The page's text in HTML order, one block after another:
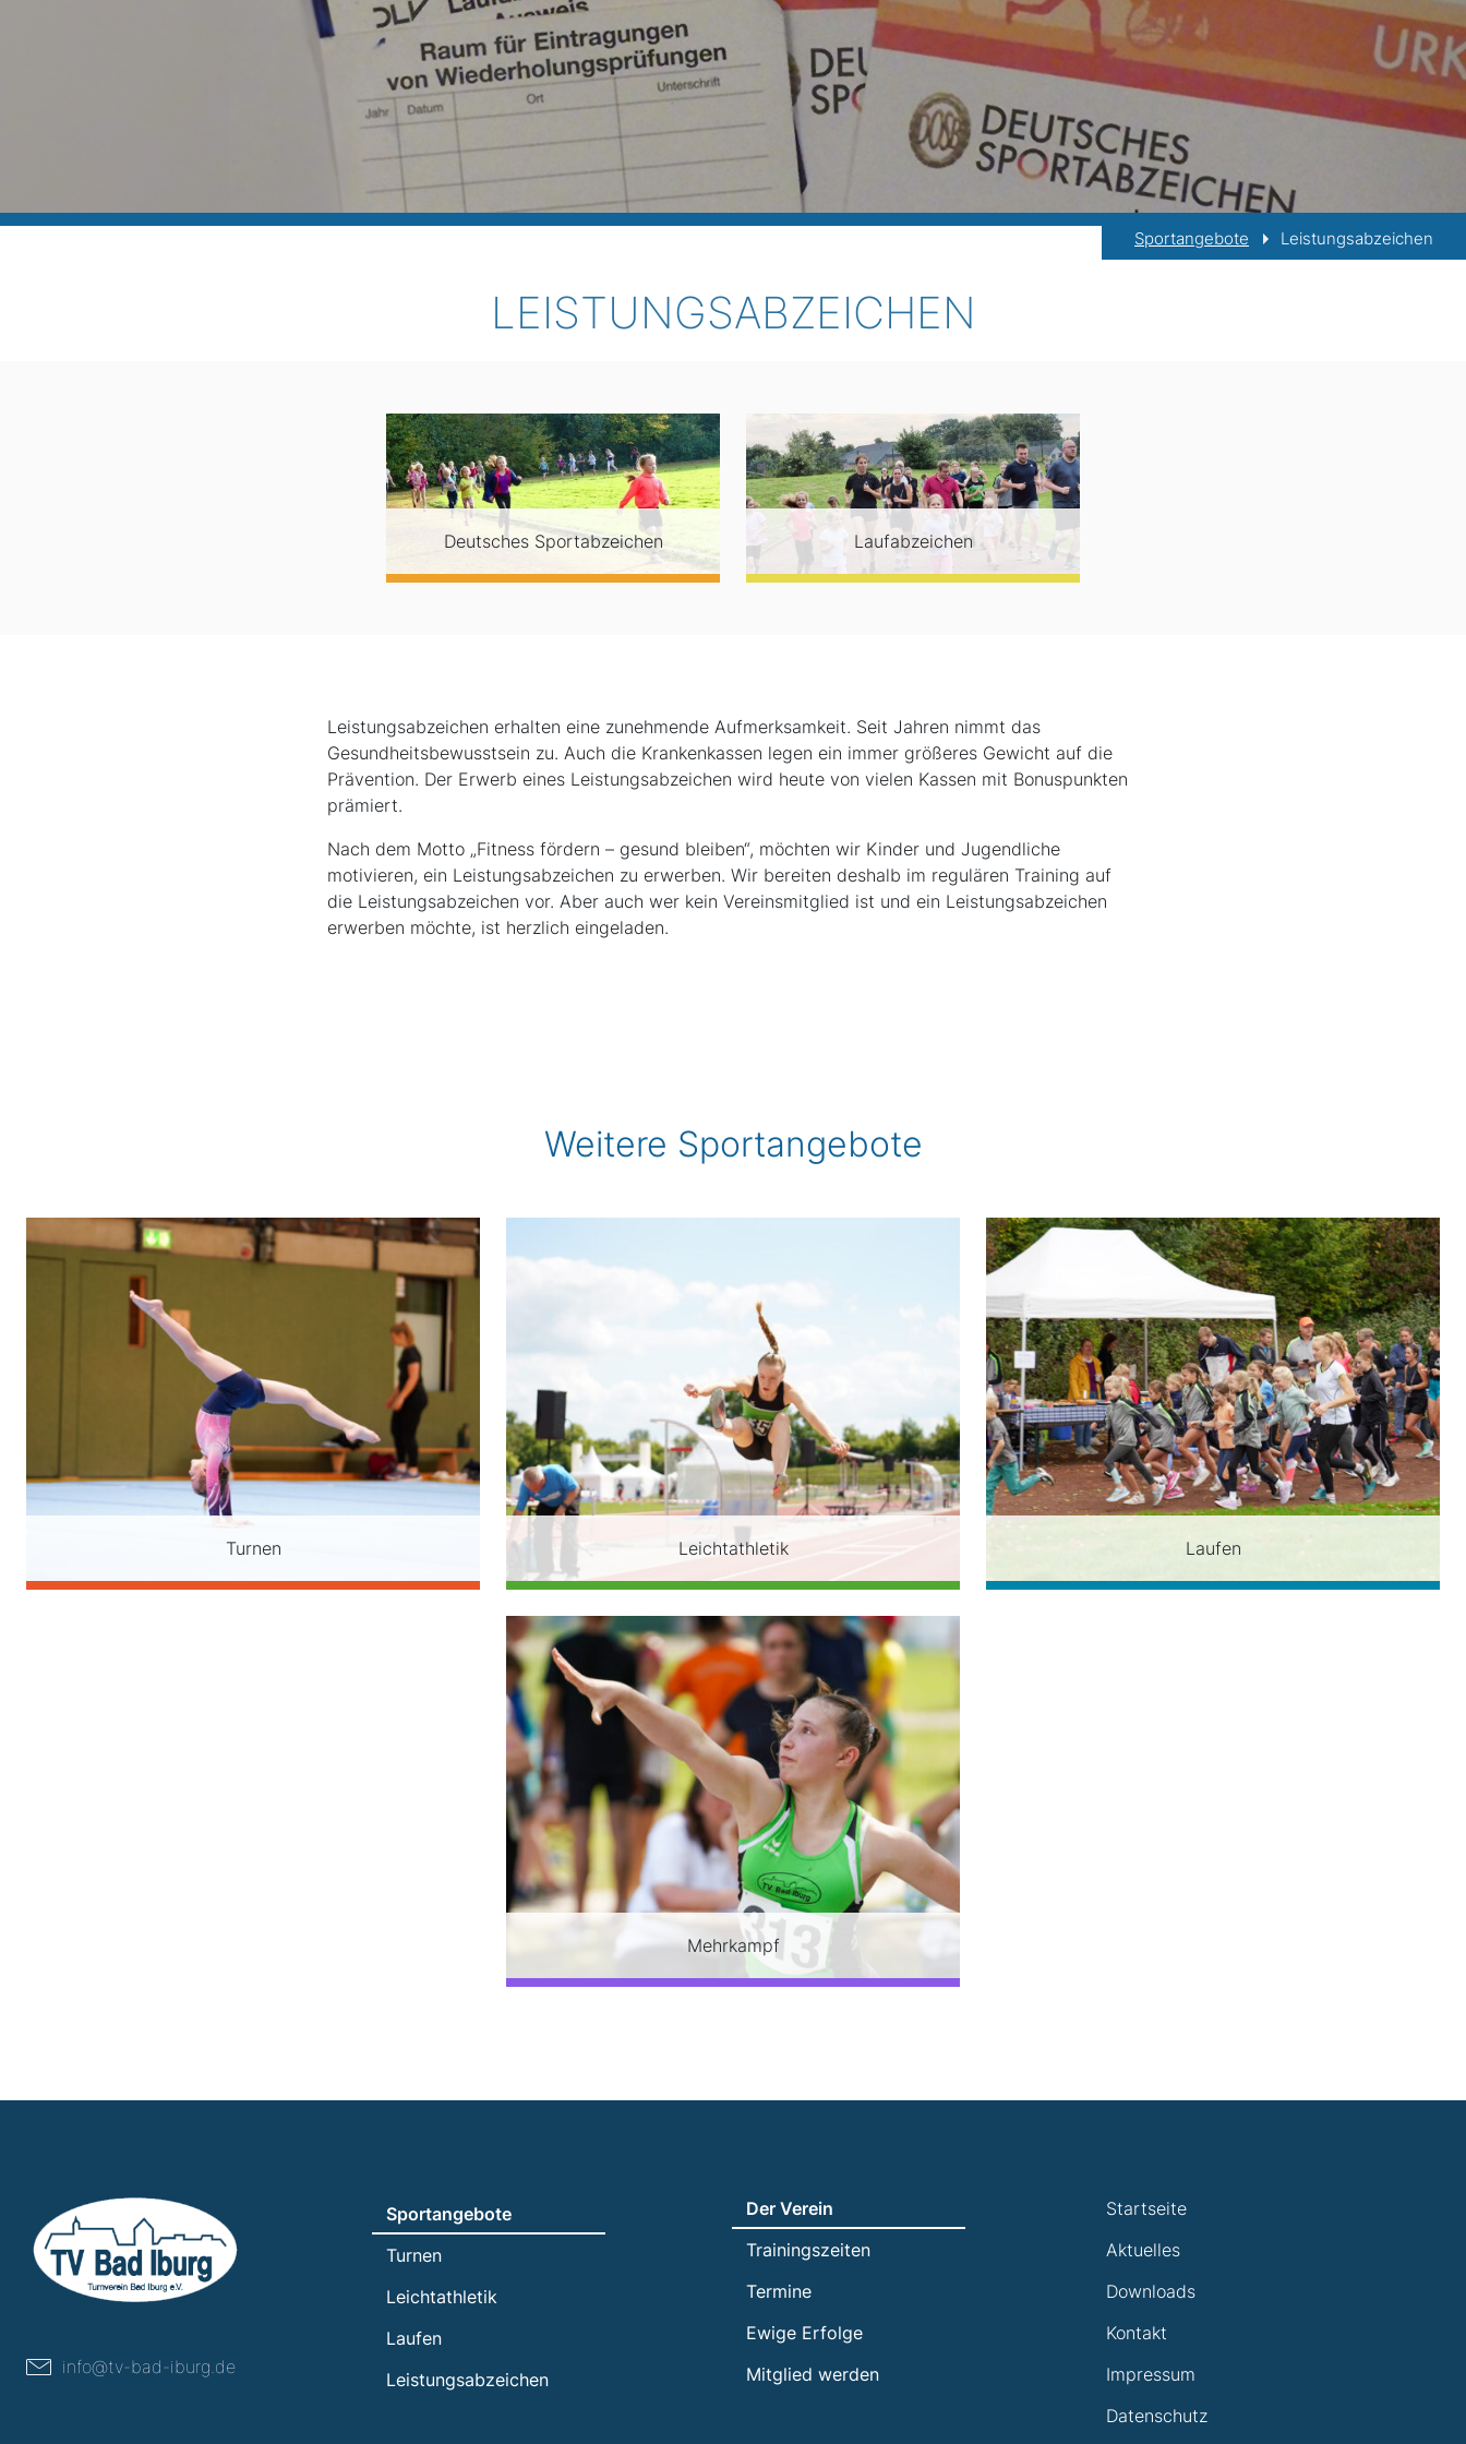
LEISTUNGSABZEICHEN
Sportangebote Leistungsabzeichen
Deutsches Sportabzeichen Laufabzeichen
Leistungsabzeichen erhalten eine zunehmende Aufmerksamkeit. Seit Jahren nimmt das
Gesundheitsbewusstsein zu. Auch die Krankenkassen legen ein immer größeres Gewicht auf die
Prävention. Der Erwerb eines Leistungsabzeichen wird heute von vielen Kassen mit Bonuspunkten
prämiert.
Nach dem Motto „Fitness fördern – gesund bleiben“, möchten wir Kinder und Jugendliche
motivieren, ein Leistungsabzeichen zu erwerben. Wir bereiten deshalb im regulären Training auf
die Leistungsabzeichen vor. Aber auch wer kein Vereinsmitglied ist und ein Leistungsabzeichen
erwerben möchte, ist herzlich eingeladen.
Weitere Sportangebote
Turnen Leichtathletik Laufen
Mehrkampf
info@tv-bad-iburg.de
Sportangebote
Turnen
Leichtathletik
Laufen
Leistungsabzeichen
Der Verein
Trainingszeiten
Termine
Ewige Erfolge
Mitglied werden
Startseite
Aktuelles
Downloads
Kontakt
Impressum
Datenschutz